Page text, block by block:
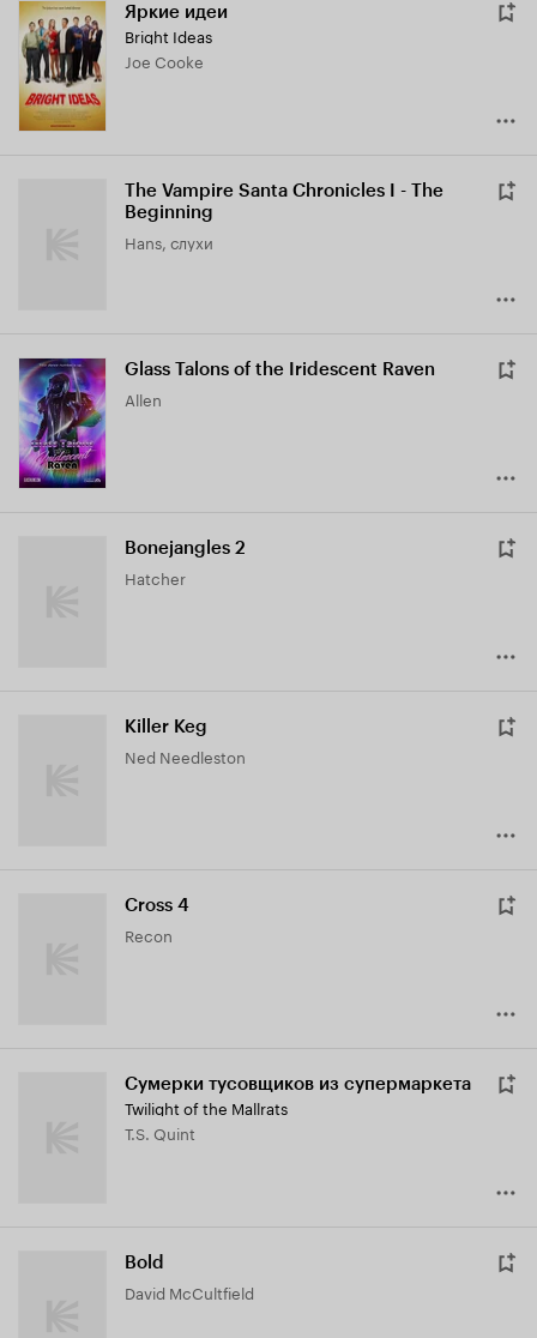
Яркие идеи
Bright Ideas
Joe Cooke
The Vampire Santa Chronicles I - The
Beginning
Hans, слухи
Glass Talons of the Iridescent Raven
Allen
Bonejangles 2
Hatcher
Killer Keg
Ned Needleston
Cross 4
Recon
Сумерки тусовщиков из супермаркета
Twilight of the Mallrats
T.S. Quint
Bold
David McCultfield